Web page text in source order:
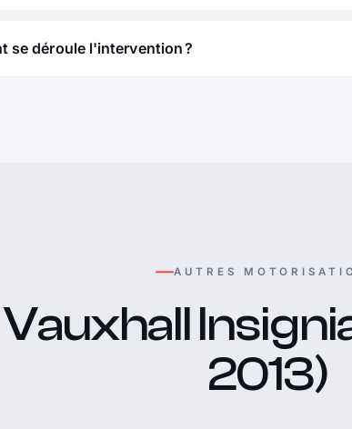
se déroule l'intervention ?
AUTRES
Vauxhall
2013)